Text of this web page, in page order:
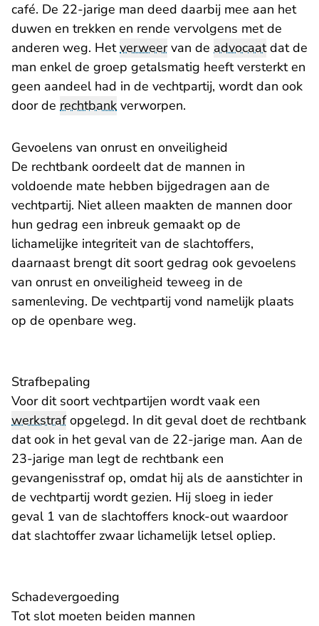
café. De 22-jarige man deed daarbij mee aan het
duwen en trekken en rende vervolgens met de
anderen weg. Hetverweervan de advocaatdat de
man enkel de groep getalsmatig heeft versterkt en
geen aandeel had in de vechtpartij, wordt dan ook
door de rechtbank verworpen.
Gevoelens van onrust en onveiligheid
De rechtbank oordeelt dat de mannen in
voldoende mate hebben bijgedragen aan de
vechtpartij. Niet alleen maakten de mannen door
hun gedrag een inbreuk gemaakt op de
lichamelijke integriteit van de slachtoffers,
daarnaast brengt dit soort gedrag ook gevoelens
van onrust en onveiligheid teweeg in de
samenleving. De vechtpartij vond namelijk plaats
op de openbare weg.
Strafbepaling
Voor dit soort vechtpartijen wordt vaak een
werkstrafopgelegd. In dit geval doet de rechtbank
dat ook in het geval van de 22-jarige man. Aan de
23-jarige man legt de rechtbank een
gevangenisstraf op, omdat hij als de aanstichter in
de vechtpartij wordt gezien. Hij sloeg in ieder
geval 1 van de slachtoffers knock-out waardoor
dat slachtoffer zwaar lichamelijk letsel opliep.
Schadevergoeding
Tot slot moeten beiden mannen